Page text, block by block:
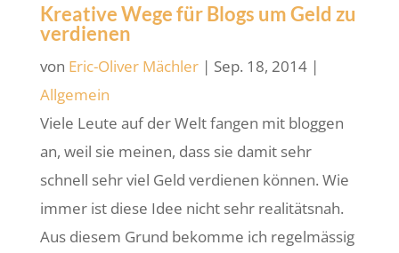
Kreative Wege für Blogs um Geld zu
verdienen
von Eric-Oliver Mächler| Sep. 18, 2014|
Allgemein
Viele Leute auf der Welt fangen mit bloggen
an, weil sie meinen, dass sie damit sehr
schnell sehr viel Geld verdienen können. Wie
immer ist diese Idee nicht sehr realitätsnah.
Aus diesem Grund bekomme ich regelmässig